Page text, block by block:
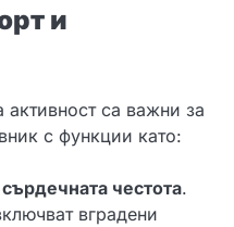
и
активност са важни за
с функции като:
честота.
вградени